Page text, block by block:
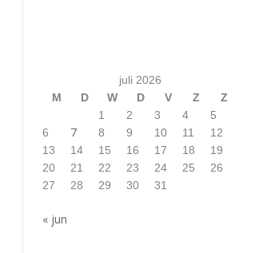
juli 2026
M
D W D V Z
Z
1
2 3 4
5
6
7 8 9 10 11
12
13
14 15 16 17 18
19
20
21 22 23 24 25
26
27
28 29 30 31
« jun